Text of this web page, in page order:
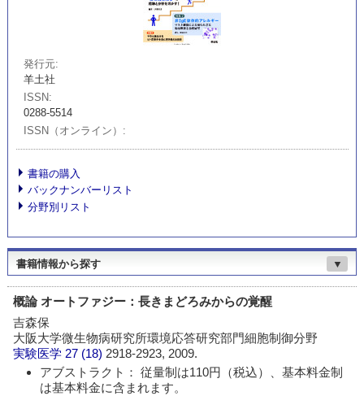
発行元
羊土社
ISSN
0288-5514
ISSN（オンライン）
書籍の購入
バックナンバーリスト
分野別リスト
書籍情報から探す ▼
概論 オートファジー：長きまどろみからの覚醒
吉森保
大阪大学微生物病研究所環境応答研究部門細胞制御分野
実験医学 27 (18)2918-2923, 2009.
アブストラクト： 従量制は110円（税込）、基本料金制
は基本料金に含まれます。